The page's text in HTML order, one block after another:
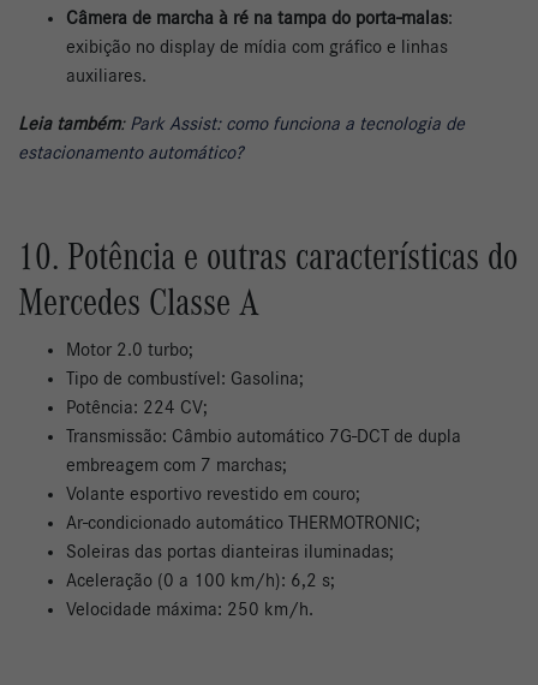
Câmera de marcha à ré na tampa do porta-malas:
exibição no display de mídia com gráfico e linhas
auxiliares.
Leia também: Park Assist: como funciona a tecnologia de
estacionamento automático?
10. Potência e outras características do
Mercedes Classe A
Motor 2.0 turbo;
Tipo de combustível: Gasolina;
Potência: 224 CV;
Transmissão: Câmbio automático 7G-DCT de dupla
embreagem com 7 marchas;
Volante esportivo revestido em couro;
Ar-condicionado automático THERMOTRONIC;
Soleiras das portas dianteiras iluminadas;
Aceleração (0 a 100 km/h): 6,2 s;
Velocidade máxima: 250 km/h.